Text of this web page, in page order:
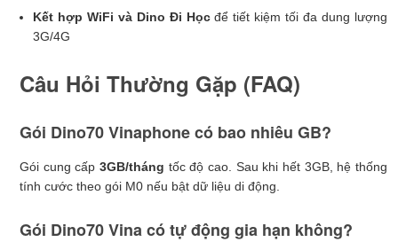
Kết hợp WiFi và Dino Đi Họcđể tiết kiệm tối đa dung lượng
3G/4G
Câu Hỏi Thường Gặp (FAQ)
Gói Dino70 Vinaphone có bao nhiêu GB?
Gói cung cấp 3GB/tháng tốc độ cao. Sau khi hết 3GB, hệ thống
tính cước theo gói M0 nếu bật dữ liệu di động.
Gói Dino70 Vina có tự động gia hạn không?